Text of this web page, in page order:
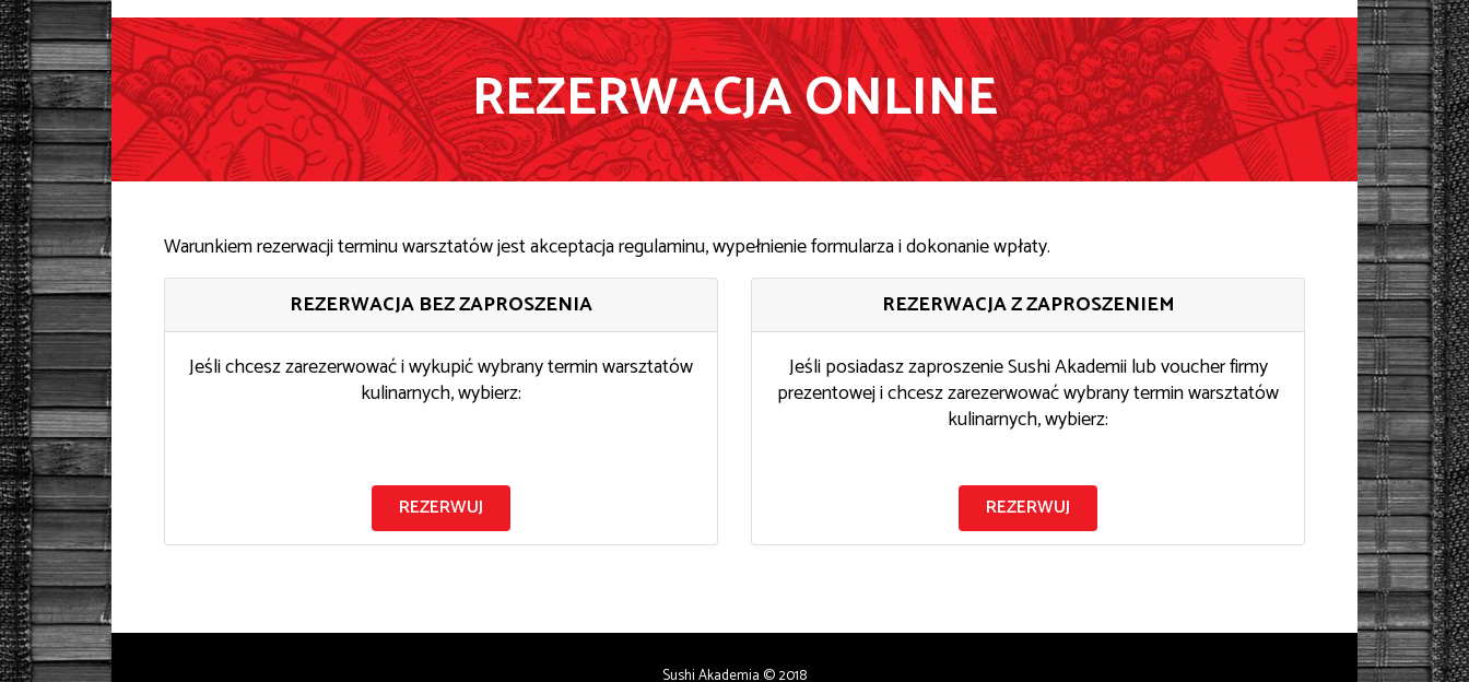
REZERWACJA ONLINE
Warunkiem rezerwacji terminu warsztatów jest akceptacja regulaminu, wypełnienie formularza i dokonanie wpłaty.
REZERWACJA BEZ ZAPROSZENIA
Jeśli chcesz zarezerwować i wykupić wybrany termin warsztatów
kulinarnych, wybierz:
REZERWUJ
REZERWACJA Z ZAPROSZENIEM
Jeśli posiadasz zaproszenie Sushi Akademii lub voucher firmy
prezentowej i chcesz zarezerwować wybrany termin warsztatów
kulinarnych, wybierz:
REZERWUJ
Sushi Akademia © 2018